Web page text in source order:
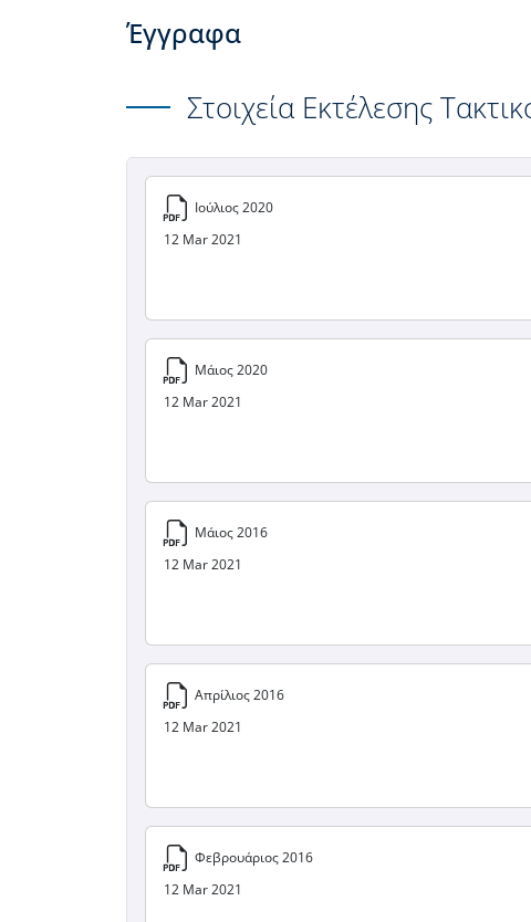
Έγγραφα
Στοιχεία Εκτέλεσης
Ιούλιος 2020
12 Mar 2021
Μάιος 2020
12 Mar 2021
Μάιος 2016
12 Mar 2021
Απρίλιος 2016
12 Mar 2021
Φεβρουάριος 2016
12 Mar 2021